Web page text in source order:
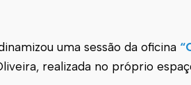
uma sessão da oficina
realizada no próprio